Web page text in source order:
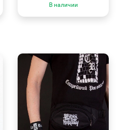
В наличии